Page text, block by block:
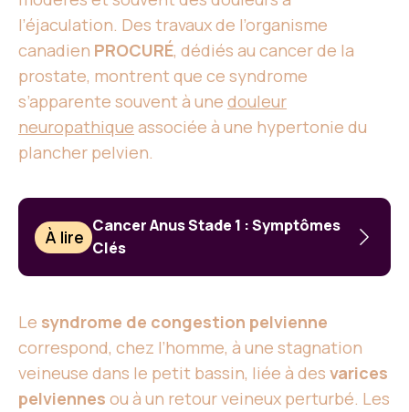
l’éjaculation. Des travaux de l’organisme
canadien PROCURÉ, dédiés au cancer de la
prostate, montrent que ce syndrome
s’apparente souvent à une douleur
neuropathique associée à une hypertonie du
plancher pelvien.
À lire
Cancer Anus Stade 1 : Symptômes
Clés
Le syndrome de congestion pelvienne
correspond, chez l’homme, à une stagnation
veineuse dans le petit bassin, liée à des varices
pelviennes ou à un retour veineux perturbé. Les